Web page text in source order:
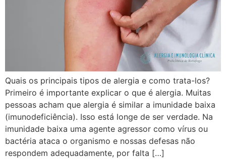
Quais os principais tipos de alergia e como trata-los?
Primeiro é importante explicar o que é alergia. Muitas
pessoas acham que alergia é similar a imunidade baixa
(imunodeficiência). Isso está longe de ser verdade. Na
imunidade baixa uma agente agressor como vírus ou
bactéria ataca o organismo e nossas defesas não
respondem adequadamente, por falta […]